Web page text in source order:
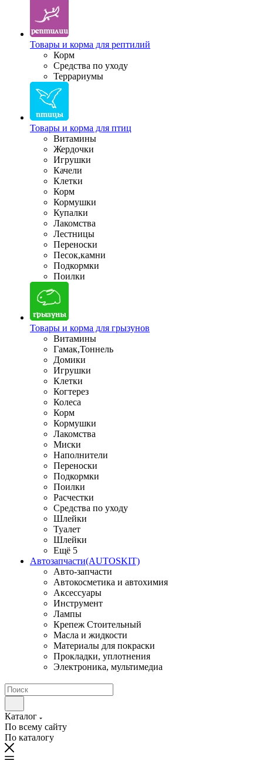
Товары и корма для рептилий
Корм
Средства по уходу
Террариумы
Товары и корма для птиц
Витамины
Жердочки
Игрушки
Качели
Клетки
Корм
Кормушки
Купалки
Лакомства
Лестницы
Переноски
Песок,камни
Подкормки
Поилки
Товары и корма для грызунов
Витамины
Гамак,Тоннель
Домики
Игрушки
Клетки
Когтерез
Колеса
Корм
Кормушки
Лакомства
Миски
Наполнители
Переноски
Подкормки
Поилки
Расчестки
Средства по уходу
Шлейки
Туалет
Шлейки
Ещё 5
Автозапчасти(AUTOSKIT)
Авто-запчасти
Автокосметика и автохимия
Аксессуары
Инструмент
Лампы
Крепеж Стоительный
Масла и жидкости
Материалы для покраски
Прокладки, уплотнения
Электроника, мультимедиа
Каталог
По всему сайту
По каталогу